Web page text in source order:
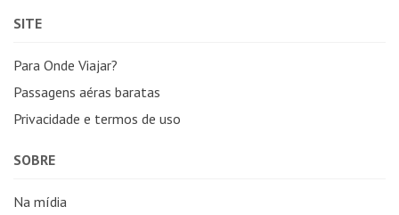
SITE
Para Onde Viajar?
Passagens aéras baratas
Privacidade e termos de uso
SOBRE
Na mídia